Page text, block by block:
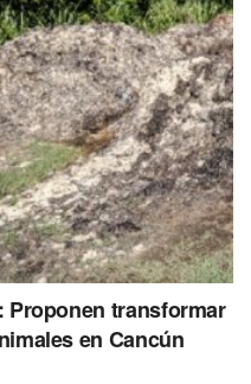
señala que el joven
ataque a balazos en el
con otro elemento
entre las avenidas
versión oficial de
que el ataque
por parte de
Proponen transformar
en Cancún